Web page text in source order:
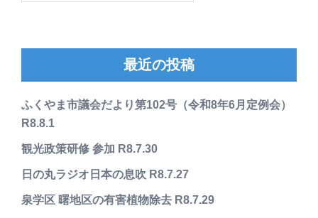
最近の投稿
ふくやま市議会だより第102号（令和8年6月定例会）
R8.8.1
観光政策研修 参加 R8.7.30
日の丸ラジオ日本の息吹 R8.7.27
泉学区 曙地区の有害植物除去 R8.7.29